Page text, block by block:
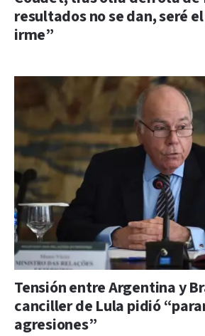
resultados no se dan, seré
irme”
Tensión entre Argentina y
canciller de Lula pidió
agresiones”